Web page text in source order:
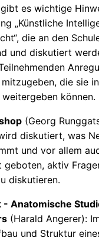
es wichtige
„Künstliche
die an den
und diskutiert
die sie
können.
(Georg
diskutiert, was
und vor allem
geboten, aktiv
diskutieren.
- Anatomische
(Harald Angerer):
und Struktur